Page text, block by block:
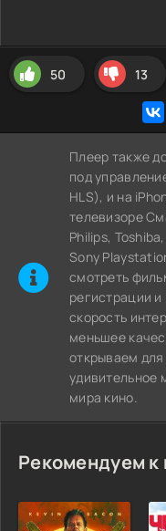
50 13
Плеер также
под
HLS), и на
телевизоре
Philips,
Sony
cмотреть
регистрации
скорость
меньшее
открываем
удивительное
мира кино.
Рекомендуем к